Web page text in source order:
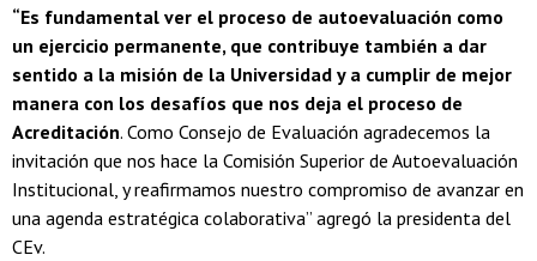
“Es fundamental ver el proceso de autoevaluación como
un ejercicio permanente, que contribuye también a dar
sentido a la misión de la Universidad y a cumplir de mejor
manera con los desafíos que nos deja el proceso de
Acreditación. Como Consejo de Evaluación agradecemos la
invitación que nos hace la Comisión Superior de Autoevaluación
Institucional, y reafirmamos nuestro compromiso de avanzar en
una agenda estratégica colaborativa” agregó la presidenta del
CEv.